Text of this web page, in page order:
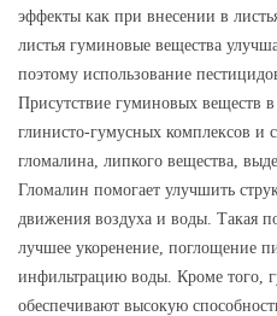
эффекты как при внесении в
листья гуминовые вещества
поэтому использование
Присутствие гуминовых веществ
глинисто-гумусных комплексов и
гломалина, липкого вещества,
Гломалин помогает улучшить
движения воздуха и воды. Такая
лучшее укоренение, поглощение
инфильтрацию воды. Кроме того,
обеспечивают высокую